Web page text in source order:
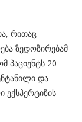
რითაც
ზედოზირებამ
პაციენტს 20
და